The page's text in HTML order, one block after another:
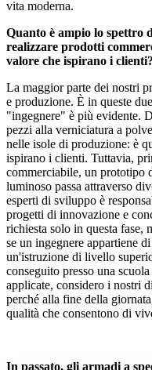
vita moderna.
Quanto è ampio lo spettro
realizzare prodotti
valore che ispirano i clienti?
La maggior parte dei nostri
e produzione. È in queste
"ingegnere" è più evidente.
pezzi alla verniciatura a
nelle isole di produzione: è
ispirano i clienti. Tuttavia,
commerciabile, un prototipo
luminoso passa attraverso
esperti di sviluppo è
progetti di innovazione e
richiesta solo in questa fase,
se un ingegnere appartiene
un'istruzione di livello
conseguito presso una
applicate, considero i nostri
perché alla fine della
qualità che consentono di
In passato, gli armadi a